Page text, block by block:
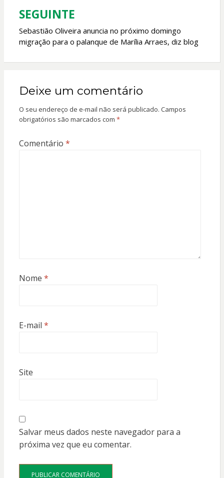
SEGUINTE
Sebastião Oliveira anuncia no próximo domingo
migração para o palanque de Marília Arraes, diz blog
Deixe um comentário
O seu endereço de e-mail não será publicado. Campos
obrigatórios são marcados com *
Comentário *
Nome *
E-mail *
Site
Salvar meus dados neste navegador para a
próxima vez que eu comentar.